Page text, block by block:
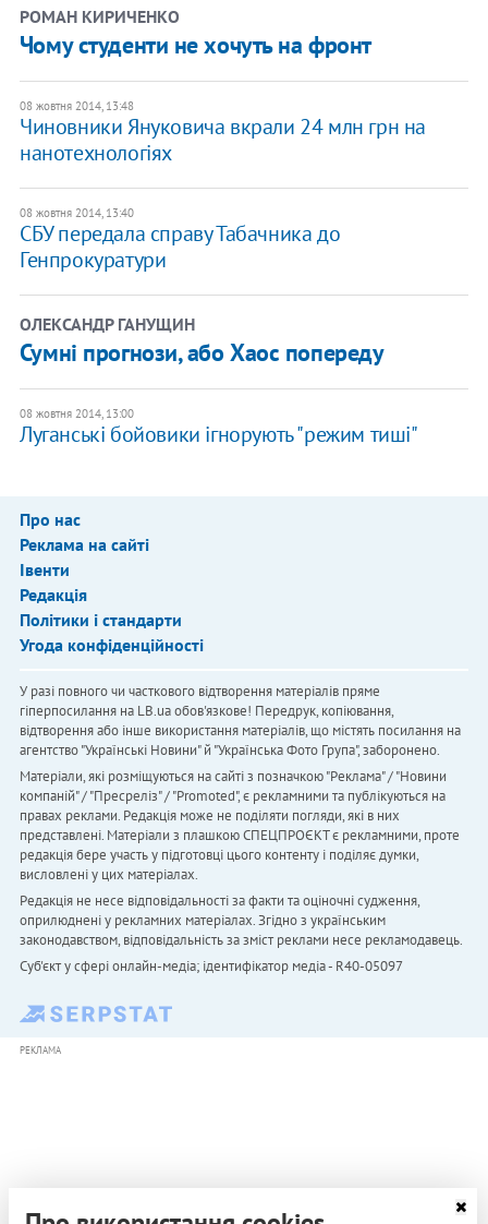
РОМАН КИРИЧЕНКО
Чому студенти не хочуть на фронт
08 жовтня 2014, 13:48
Чиновники Януковича вкрали 24 млн грн на
нанотехнологіях
08 жовтня 2014, 13:40
СБУ передала справу Табачника до
Генпрокуратури
ОЛЕКСАНДР ГАНУЩИН
Сумні прогнози, або Хаос попереду
08 жовтня 2014, 13:00
Луганські бойовики ігнорують "режим тиші"
Про нас
Реклама на сайті
Івенти
Редакція
Політики і стандарти
Угода конфіденційності
У разі повного чи часткового відтворення матеріалів пряме
гіперпосилання на LB.ua обов'язкове! Передрук, копіювання,
відтворення або інше використання матеріалів, що містять посилання на
агентство "Українськi Новини" й "Українська Фото Група", заборонено.
Матеріали, які розміщуються на сайті з позначкою "Реклама" / "Новини
компаній" / "Пресреліз" / "Promoted", є рекламними та публікуються на
правах реклами. Редакція може не поділяти погляди, які в них
представлені. Матеріали з плашкою СПЕЦПРОЄКТ є рекламними, проте
редакція бере участь у підготовці цього контенту і поділяє думки,
висловлені у цих матеріалах.
Редакція не несе відповідальності за факти та оціночні судження,
оприлюднені у рекламних матеріалах. Згідно з українським
законодавством, відповідальність за зміст реклами несе рекламодавець.
Cуб'єкт у сфері онлайн-медіа; ідентифікатор медіа - R40-05097
РЕКЛАМА